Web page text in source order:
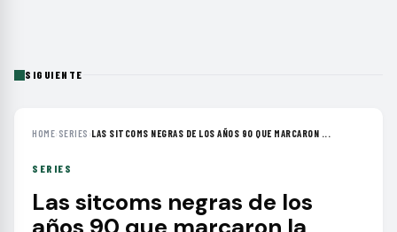
SIGUIENTE
HOME› SERIES ›LAS SITCOMS NEGRAS DE LOS AÑOS 90 QUE MARCARON ...
SERIES
Las sitcoms negras de los